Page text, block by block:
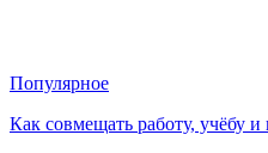
Популярное
Как совмещать работу, учёбу